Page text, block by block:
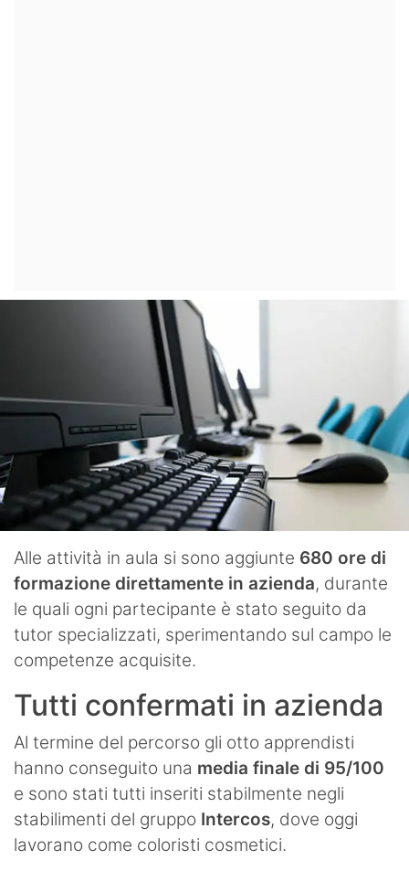
Alle attività in aula si sono aggiunte 680 ore di
formazione direttamente in azienda, durante
le quali ogni partecipante è stato seguito da
tutor specializzati, sperimentando sul campo le
competenze acquisite.
Tutti confermati in azienda
Al termine del percorso gli otto apprendisti
hanno conseguito una media finale di 95/100
e sono stati tutti inseriti stabilmente negli
stabilimenti del gruppo Intercos, dove oggi
lavorano come coloristi cosmetici.